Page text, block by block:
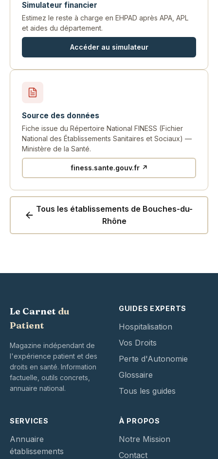
Simulateur financier
Estimez le reste à charge en EHPAD après APA, APL
et aides du département.
Accéder au simulateur
Source des données
Fiche issue du Répertoire National FINESS (Fichier
National des Établissements Sanitaires et Sociaux) —
Ministère de la Santé.
finess.sante.gouv.fr ↗
Tous les établissements de Bouches-du-
Rhône
Le Carnet du
Patient
Magazine indépendant de
l'expérience patient et des
droits en santé. Information
factuelle, outils concrets,
annuaire national.
GUIDES EXPERTS
Hospitalisation
Vos Droits
Perte d'Autonomie
Glossaire
Tous les guides
SERVICES
Annuaire
établissements
À PROPOS
Notre Mission
Contact